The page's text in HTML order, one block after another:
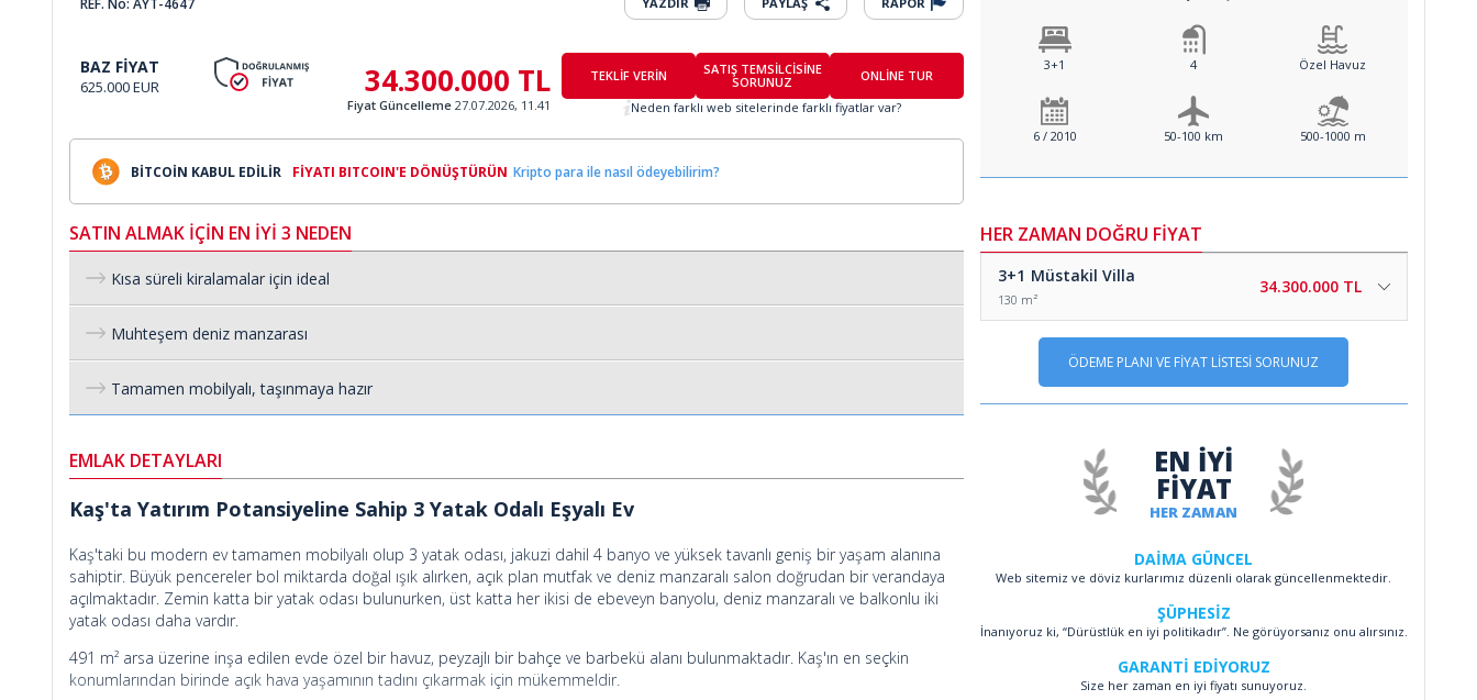
BAZ FİYAT
625.000 EUR 34.300.000 TL
Fiyat Güncelleme 27.07.2026, 11.41
TEKLİF VERİN
SATIŞ TEMSİLCİSİNE
SORUNUZ
ONLİNE TUR
Neden farklı web sitelerinde farklı fiyatlar var?
BİTCOİN KABUL EDİLİR FİYATI BITCOIN'E DÖNÜŞTÜRÜN Kripto para ile nasıl ödeyebilirim?
3+1 4 Özel Havuz
6 / 2010 50-100 km 500-1000 m
HER ZAMAN DOĞRU FİYAT
3+1 Müstakil Villa
130 m²
34.300.000 TL
ÖDEME PLANI VE FİYAT LİSTESİ SORUNUZ
SATIN ALMAK İÇİN EN İYİ 3 NEDEN
Kısa süreli kiralamalar için ideal
Muhteşem deniz manzarası
Tamamen mobilyalı, taşınmaya hazır
EMLAK DETAYLARI
Kaş'ta Yatırım Potansiyeline Sahip 3 Yatak Odalı Eşyalı Ev
Kaş'taki bu modern ev tamamen mobilyalı olup 3 yatak odası, jakuzi dahil 4 banyo ve yüksek tavanlı geniş bir yaşam alanına
sahiptir. Büyük pencereler bol miktarda doğal ışık alırken, açık plan mutfak ve deniz manzaralı salon doğrudan bir verandaya
açılmaktadır. Zemin katta bir yatak odası bulunurken, üst katta her ikisi de ebeveyn banyolu, deniz manzaralı ve balkonlu iki
yatak odası daha vardır.
491 m² arsa üzerine inşa edilen evde özel bir havuz, peyzajlı bir bahçe ve barbekü alanı bulunmaktadır. Kaş'ın en seçkin
konumlarından birinde açık hava yaşamının tadını çıkarmak için mükemmeldir.
HER ZAMAN
EN İYİ
FİYAT
DAİMA GÜNCEL
Web sitemiz ve döviz kurlarımız düzenli olarak güncellenmektedir.
ŞÜPHESİZ
İnanıyoruz ki, “Dürüstlük en iyi politikadır”. Ne görüyorsanız onu alırsınız.
GARANTİ EDİYORUZ
Size her zaman en iyi fiyatı sunuyoruz.